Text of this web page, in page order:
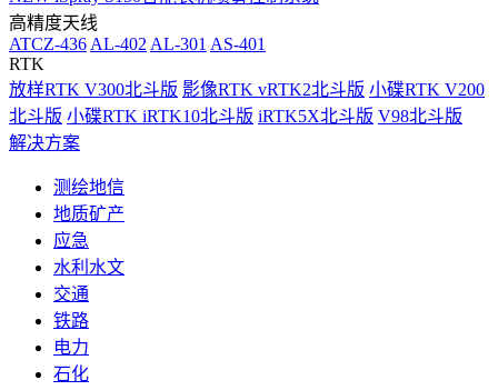
高精度天线
ATCZ-436 AL-402 AL-301 AS-401
RTK
放样RTK V300北斗版 影像RTK vRTK2北斗版 小碟RTK V200
北斗版 小碟RTK iRTK10北斗版 iRTK5X北斗版 V98北斗版
解决方案
测绘地信
地质矿产
应急
水利水文
交通
铁路
电力
石化